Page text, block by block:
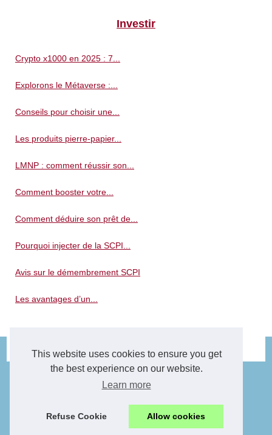
This website uses cookies to ensure you get
the best experience on our website.
Learn more
Refuse Cookie Allow cookies
Investir
Crypto x1000 en 2025 : 7...
Explorons le Métaverse :...
Conseils pour choisir une...
Les produits pierre-papier...
LMNP : comment réussir son...
Comment booster votre...
Comment déduire son prêt de...
Pourquoi injecter de la SCPI...
Avis sur le démembrement SCPI
Les avantages d’un...
© 2026 Immo-decarne.fr | Plan du site Cookies Policy